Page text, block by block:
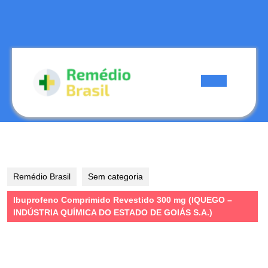
Remédio Brasil Sem categoria
Ibuprofeno Comprimido Revestido 300 mg (IQUEGO –
INDÚSTRIA QUÍMICA DO ESTADO DE GOIÁS S.A.)